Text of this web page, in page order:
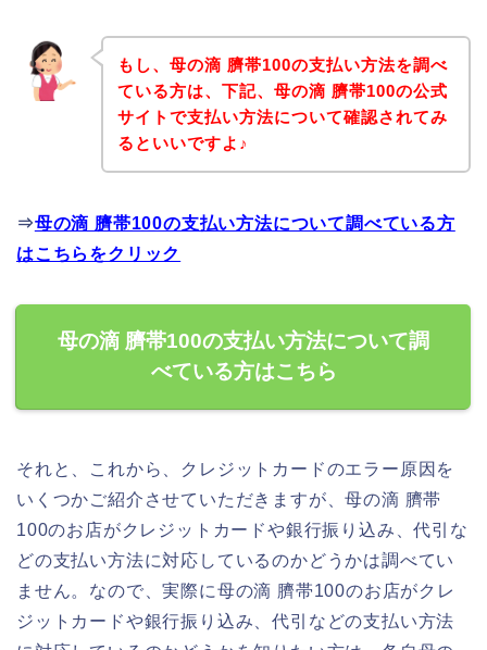
もし、母の滴 臍帯100の支払い方法を調べ
ている方は、下記、母の滴 臍帯100の公式
サイトで支払い方法について確認されてみ
るといいですよ♪
⇒母の滴 臍帯100の支払い方法について調べている方
はこちらをクリック
母の滴 臍帯100の支払い方法について調
べている方はこちら
それと、これから、クレジットカードのエラー原因を
いくつかご紹介させていただきますが、母の滴 臍帯
100のお店がクレジットカードや銀行振り込み、代引な
どの支払い方法に対応しているのかどうかは調べてい
ません。なので、実際に母の滴 臍帯100のお店がクレ
ジットカードや銀行振り込み、代引などの支払い方法